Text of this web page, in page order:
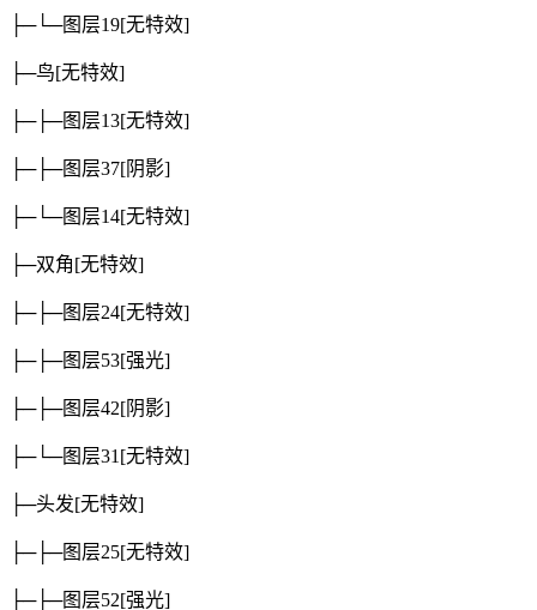
├─└─图层19[无特效]
├─鸟[无特效]
├─├─图层13[无特效]
├─├─图层37[阴影]
├─└─图层14[无特效]
├─双角 [无特效]
├─├─图层24[无特效]
├─├─图层53[强光]
├─├─图层42[阴影]
├─└─图层31[无特效]
├─头发[无特效]
├─├─图层25[无特效]
├─├─图层52[强光]